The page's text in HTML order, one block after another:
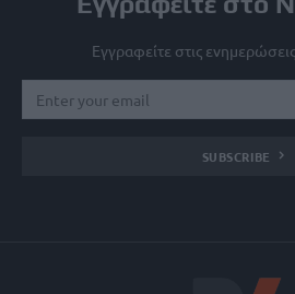
Εγγραφείτε στις
SUBSCRIBE